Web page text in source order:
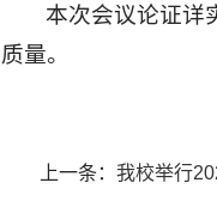
本次会议论证详
质量。
上一条： 我校举行